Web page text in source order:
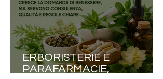
ERBORISTERIE E
PARAFARMACIE,